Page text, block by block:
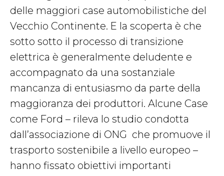
delle maggiori case automobilistiche del
Vecchio Continente. E la scoperta è che
sotto sotto il processo di transizione
elettrica è generalmente deludente e
accompagnato da una sostanziale
mancanza di entusiasmo da parte della
maggioranza dei produttori. Alcune Case
come Ford – rileva lo studio condotta
dall’associazione di ONG che promuove il
trasporto sostenibile a livello europeo –
hanno fissato obiettivi importanti